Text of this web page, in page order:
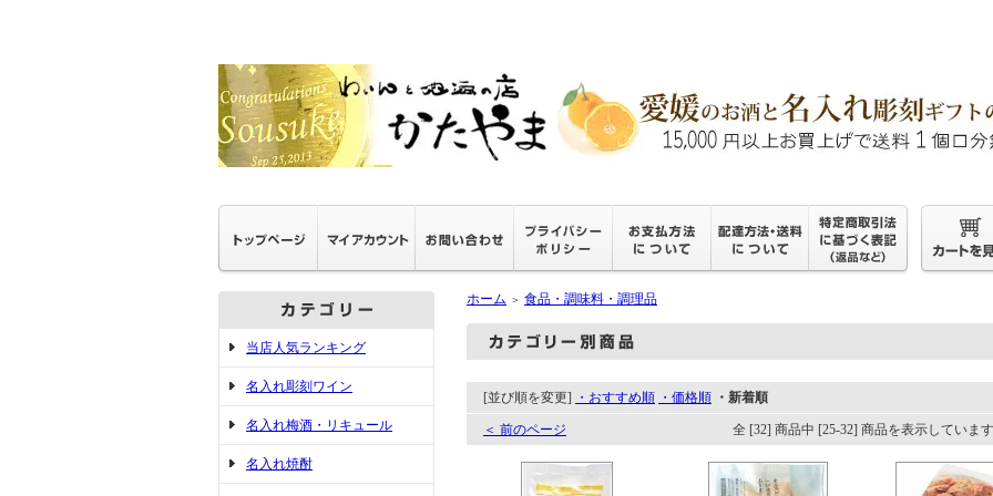
当店人気ランキング
名入れ彫刻ワイン
名入れ梅酒・リキュール
名入れ焼酎
ホーム ＞ 食品・調味料・調理品
[並び順を変更] ・おすすめ順 ・価格順 ・新着順
＜ 前のページ 全 [32] 商品中 [25-32] 商品を表示していま